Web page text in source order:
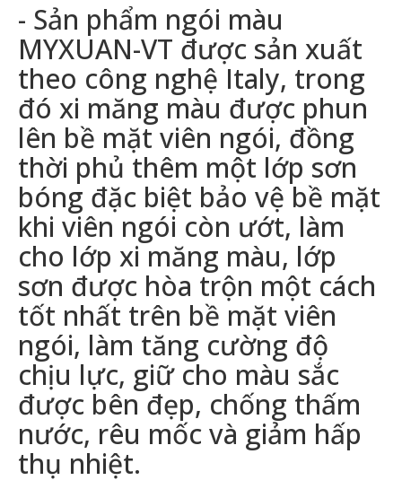
- Sản phẩm ngói màu
MYXUAN-VT được sản xuất
theo công nghệ Italy, trong
đó xi măng màu được phun
lên bề mặt viên ngói, đồng
thời phủ thêm một lớp sơn
bóng đặc biệt bảo vệ bề mặt
khi viên ngói còn ướt, làm
cho lớp xi măng màu, lớp
sơn được hòa trộn một cách
tốt nhất trên bề mặt viên
ngói, làm tăng cường độ
chịu lực, giữ cho màu sắc
được bên đẹp, chống thấm
nước, rêu mốc và giảm hấp
thụ nhiệt.